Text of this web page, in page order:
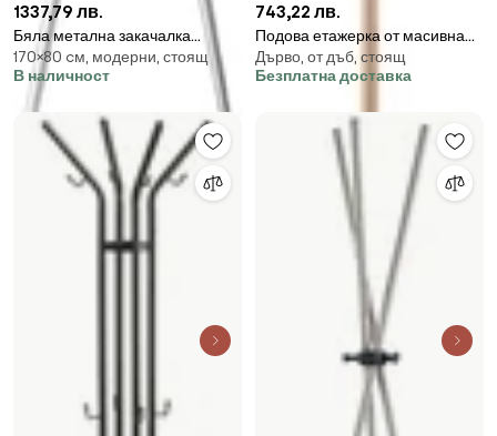
1337,79 лв.
Бяла метална закачалка
Conter - CustomForm
170×80 cм, модерни, стоящ
В наличност
743,22 лв.
Подова етажерка от масивна
дъбова дървесина с бели
детайли Hook - Gazzda
Дърво, от дъб, стоящ
Безплатна доставка